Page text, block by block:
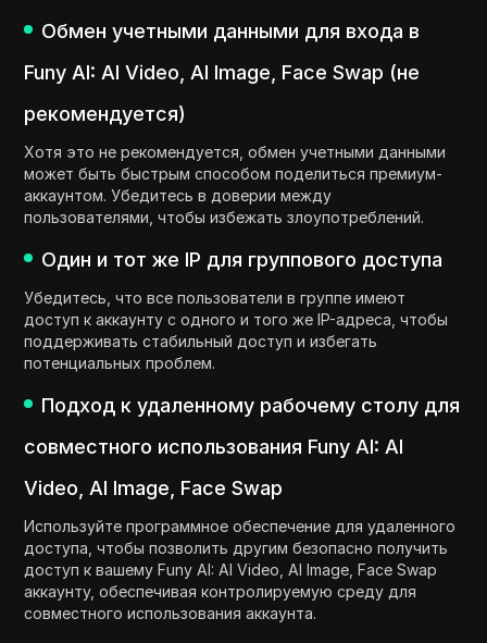
Обмен учетными данными для входа в
Funy AI: AI Video, AI Image, Face Swap (не
рекомендуется)
Хотя это не рекомендуется, обмен учетными данными
может быть быстрым способом поделиться премиум-
аккаунтом. Убедитесь в доверии между
пользователями, чтобы избежать злоупотреблений.
Один и тот же IP для группового доступа
Убедитесь, что все пользователи в группе имеют
доступ к аккаунту с одного и того же IP-адреса, чтобы
поддерживать стабильный доступ и избегать
потенциальных проблем.
Подход к удаленному рабочему столу для
совместного использования Funy AI: AI
Video, AI Image, Face Swap
Используйте программное обеспечение для удаленного
доступа, чтобы позволить другим безопасно получить
доступ к вашему Funy AI: AI Video, AI Image, Face Swap
аккаунту, обеспечивая контролируемую среду для
совместного использования аккаунта.